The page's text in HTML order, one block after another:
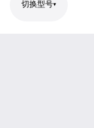
切换型号